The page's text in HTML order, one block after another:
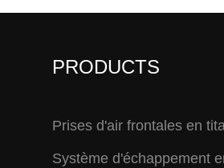
PRODUCTS
Prises d'air frontales en
Système d'échappement